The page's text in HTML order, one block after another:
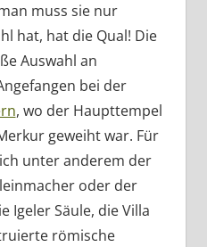
muss sie nur
hat, hat die Qual! Die
Auswahl an
bei der
, wo der Haupttempel
geweiht war. Für
unter anderem der
oder der
Igeler Säule, die Villa
römische